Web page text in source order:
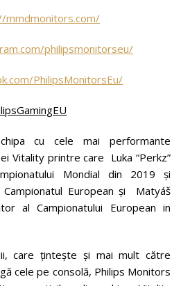
mmdmonitors.com/
philipsmonitorseu/
PhilipsMonitorsEu/
cu cele mai performante
Vitality printre care Luka “Perkz”
Mondial din 2019 și
European și Matyáš
al Campionatului European in
care țintește și mai mult către
cele pe consolă, Philips Monitors